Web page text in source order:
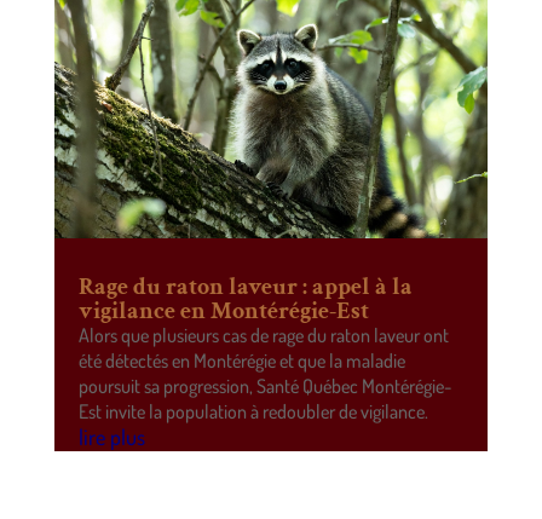
Rage du raton laveur : appel à la
vigilance en Montérégie-Est
Alors que plusieurs cas de rage du raton laveur ont
été détectés en Montérégie et que la maladie
poursuit sa progression, Santé Québec Montérégie-
Est invite la population à redoubler de vigilance.
lire plus